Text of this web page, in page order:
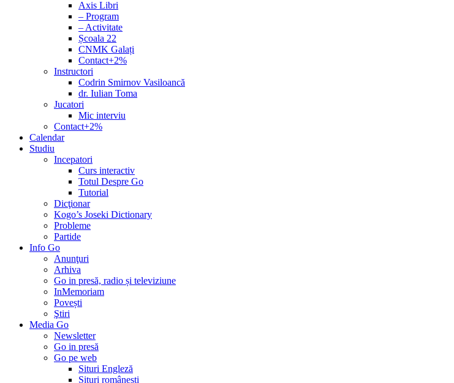
Axis Libri
– Program
– Activitate
Școala 22
CNMK Galați
Contact+2%
Instructori
Codrin Smirnov Vasiloancă
dr. Iulian Toma
Jucatori
Mic interviu
Contact+2%
Calendar
Studiu
Incepatori
Curs interactiv
Totul Despre Go
Tutorial
Dicţionar
Kogo’s Joseki Dictionary
Probleme
Partide
Info Go
Anunţuri
Arhiva
Go in presă, radio și televiziune
InMemoriam
Povești
Ştiri
Media Go
Newsletter
Go in presă
Go pe web
Situri Engleză
Situri românești